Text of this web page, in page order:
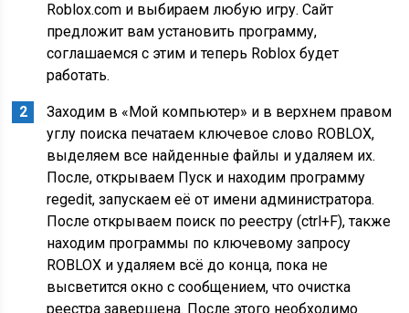
Roblox.com и выбираем любую игру. Сайт
предложит вам установить программу,
соглашаемся с этим и теперь Roblox будет
работать.
Заходим в «Мой компьютер» и в верхнем правом
углу поиска печатаем ключевое слово ROBLOX,
выделяем все найденные файлы и удаляем их.
После, открываем Пуск и находим программу
regedit, запускаем её от имени администратора.
После открываем поиск по реестру (ctrl+F), также
находим программы по ключевому запросу
ROBLOX и удаляем всё до конца, пока не
высветится окно с сообщением, что очистка
реестра завершена. После этого необходимо